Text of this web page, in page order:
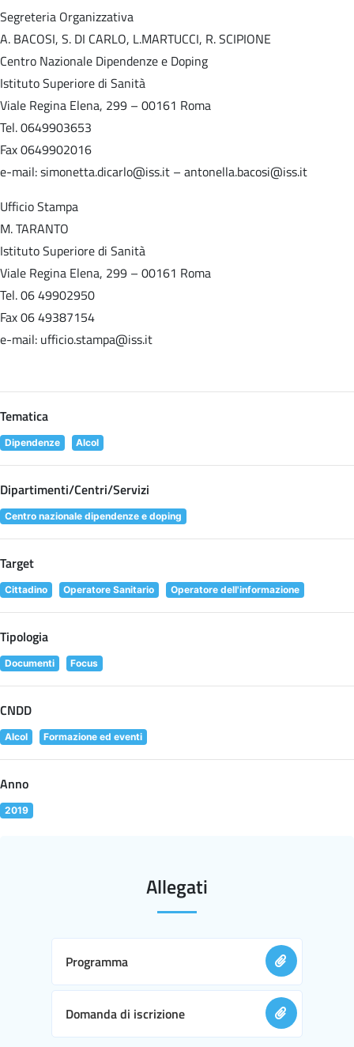
Segreteria Organizzativa
A. BACOSI, S. DI CARLO, L.MARTUCCI, R. SCIPIONE
Centro Nazionale Dipendenze e Doping
Istituto Superiore di Sanità
Viale Regina Elena, 299 – 00161 Roma
Tel. 0649903653
Fax 0649902016
e-mail: simonetta.dicarlo@iss.it – antonella.bacosi@iss.it
Ufficio Stampa
M. TARANTO
Istituto Superiore di Sanità
Viale Regina Elena, 299 – 00161 Roma
Tel. 06 49902950
Fax 06 49387154
e-mail: ufficio.stampa@iss.it
Tematica
Dipendenze Alcol
Dipartimenti/Centri/Servizi
Centro nazionale dipendenze e doping
Target
Cittadino Operatore Sanitario Operatore dell'informazione
Tipologia
Documenti Focus
CNDD
Alcol Formazione ed eventi
Anno
2019
Allegati
Programma
Domanda di iscrizione